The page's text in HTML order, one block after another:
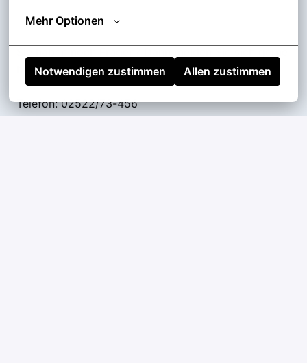
Mehr Optionen
Notwendigen zustimmen Allen zustimmen
bei uns:
Telefon: 02522/73-456
WhatsApp: 0172/7242419